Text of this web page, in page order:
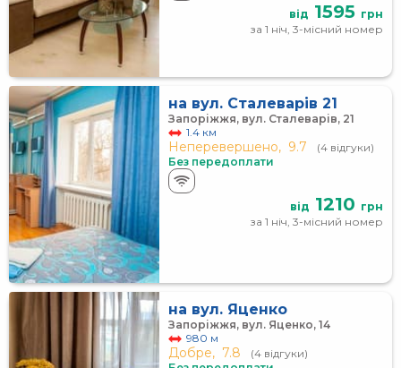
від 1595 грн
за 1 ніч, 3-місний номер
на вул. Сталеварів 21
Запоріжжя, вул. Сталеварів, 21
1.4 км
Неперевершено, 9.7
(4 відгуки)
Без передоплати
від 1210 грн
за 1 ніч, 3-місний номер
на вул. Яценко
Запоріжжя, вул. Яценко, 14
980 м
Добре, 7.8
(4 відгуки)